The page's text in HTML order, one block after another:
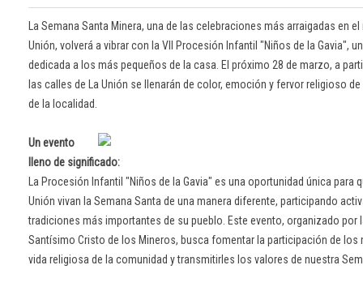
La Semana Santa Minera, una de las celebraciones más arraigadas en
Unión, volverá a vibrar con la VII Procesión Infantil "Niños de la Gavia",
dedicada a los más pequeños de la casa. El próximo 28 de marzo, a
las calles de La Unión se llenarán de color, emoción y fervor religioso
de la localidad.
Un evento
lleno de significado:
La Procesión Infantil "Niños de la Gavia" es una oportunidad única para
Unión vivan la Semana Santa de una manera diferente, participando
tradiciones más importantes de su pueblo. Este evento, organizado por
Santísimo Cristo de los Mineros, busca fomentar la participación de los
vida religiosa de la comunidad y transmitirles los valores de nuestra